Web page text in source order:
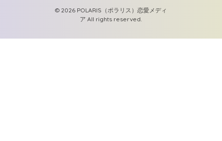
© 2026 POLARIS（ポラリス）恋愛メディ
ア All rights reserved.